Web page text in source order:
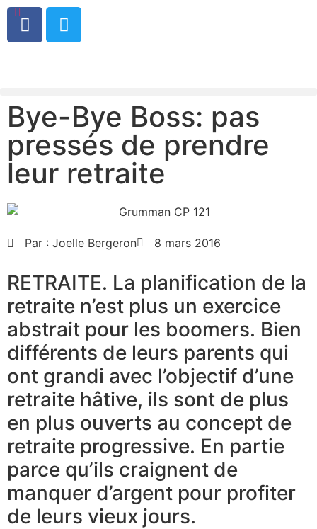
0
Bye-Bye Boss: pas
pressés de prendre
leur retraite
Par : Joelle Bergeron 8 mars 2016
RETRAITE. La planification de la
retraite n’est plus un exercice
abstrait pour les boomers. Bien
différents de leurs parents qui
ont grandi avec l’objectif d’une
retraite hâtive, ils sont de plus
en plus ouverts au concept de
retraite progressive. En partie
parce qu’ils craignent de
manquer d’argent pour profiter
de leurs vieux jours.